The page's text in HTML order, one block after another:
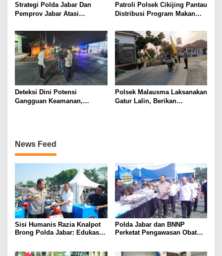
Strategi Polda Jabar Dan
Pemprov Jabar Atasi
Patroli Polsek Cikijing Pantau
Distribusi Program Makan
Sindangpanji
Deteksi Dini Potensi
Gangguan Keamanan,
Polsek Malausma Laksanakan
Gatur Lalin, Berikan
News Feed
Sisi Humanis Razia Knalpot
Brong Polda Jabar: Edukasi
Polda Jabar dan BNNP
Perketat Pengawasan Obat